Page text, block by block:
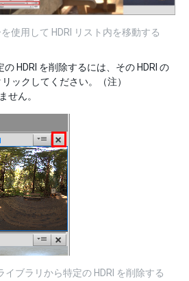
使用して HDRI リスト内を移動する
の HDRI を削除するには、その HDRI の
ックしてください。（注）
せん。
イブラリから特定の HDRI を削除する